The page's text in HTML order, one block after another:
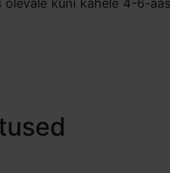
kuni kahele 4-6-